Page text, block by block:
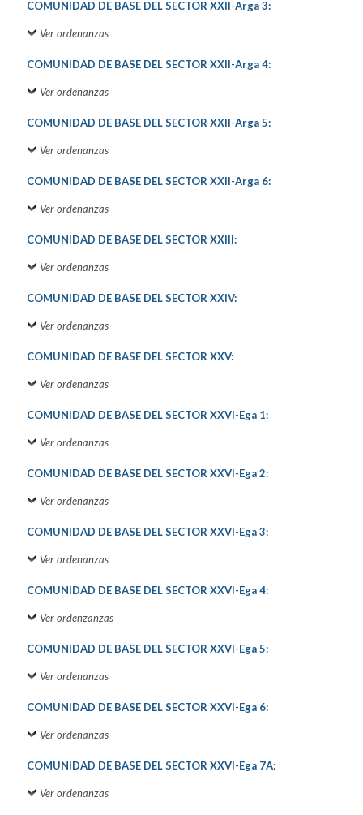
COMUNIDAD DE BASE DEL SECTOR XXII-Arga 3:
Ver ordenanzas
COMUNIDAD DE BASE DEL SECTOR XXII-Arga 4:
Ver ordenanzas
COMUNIDAD DE BASE DEL SECTOR XXII-Arga 5:
Ver ordenanzas
COMUNIDAD DE BASE DEL SECTOR XXII-Arga 6:
Ver ordenanzas
COMUNIDAD DE BASE DEL SECTOR XXIII:
Ver ordenanzas
COMUNIDAD DE BASE DEL SECTOR XXIV:
Ver ordenanzas
COMUNIDAD DE BASE DEL SECTOR XXV:
Ver ordenanzas
COMUNIDAD DE BASE DEL SECTOR XXVI-Ega 1:
Ver ordenanzas
COMUNIDAD DE BASE DEL SECTOR XXVI-Ega 2:
Ver ordenanzas
COMUNIDAD DE BASE DEL SECTOR XXVI-Ega 3:
Ver ordenanzas
COMUNIDAD DE BASE DEL SECTOR XXVI-Ega 4:
Ver ordenzanzas
COMUNIDAD DE BASE DEL SECTOR XXVI-Ega 5:
Ver ordenanzas
COMUNIDAD DE BASE DEL SECTOR XXVI-Ega 6:
Ver ordenanzas
COMUNIDAD DE BASE DEL SECTOR XXVI-Ega 7A:
Ver ordenanzas